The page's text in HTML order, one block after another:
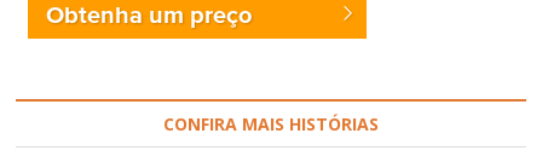
Obtenha um preço
CONFIRA MAIS HISTÓRIAS